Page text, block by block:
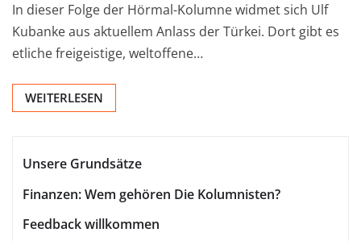
In dieser Folge der Hörmal-Kolumne widmet sich Ulf
Kubanke aus aktuellem Anlass der Türkei. Dort gibt es
etliche freigeistige, weltoffene…
WEITERLESEN
Unsere Grundsätze
Finanzen: Wem gehören Die Kolumnisten?
Feedback willkommen